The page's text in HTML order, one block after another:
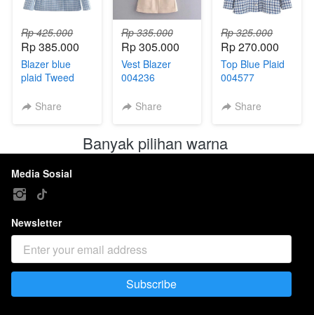
Rp 425.000
Rp 385.000
Blazer blue
plaid Tweed
Share
Rp 335.000
Rp 305.000
Vest Blazer
004236
Share
Rp 325.000
Rp 270.000
Top Blue Plaid
004577
Share
Banyak pilihan warna
Media Sosial
Newsletter
`
Subscribe